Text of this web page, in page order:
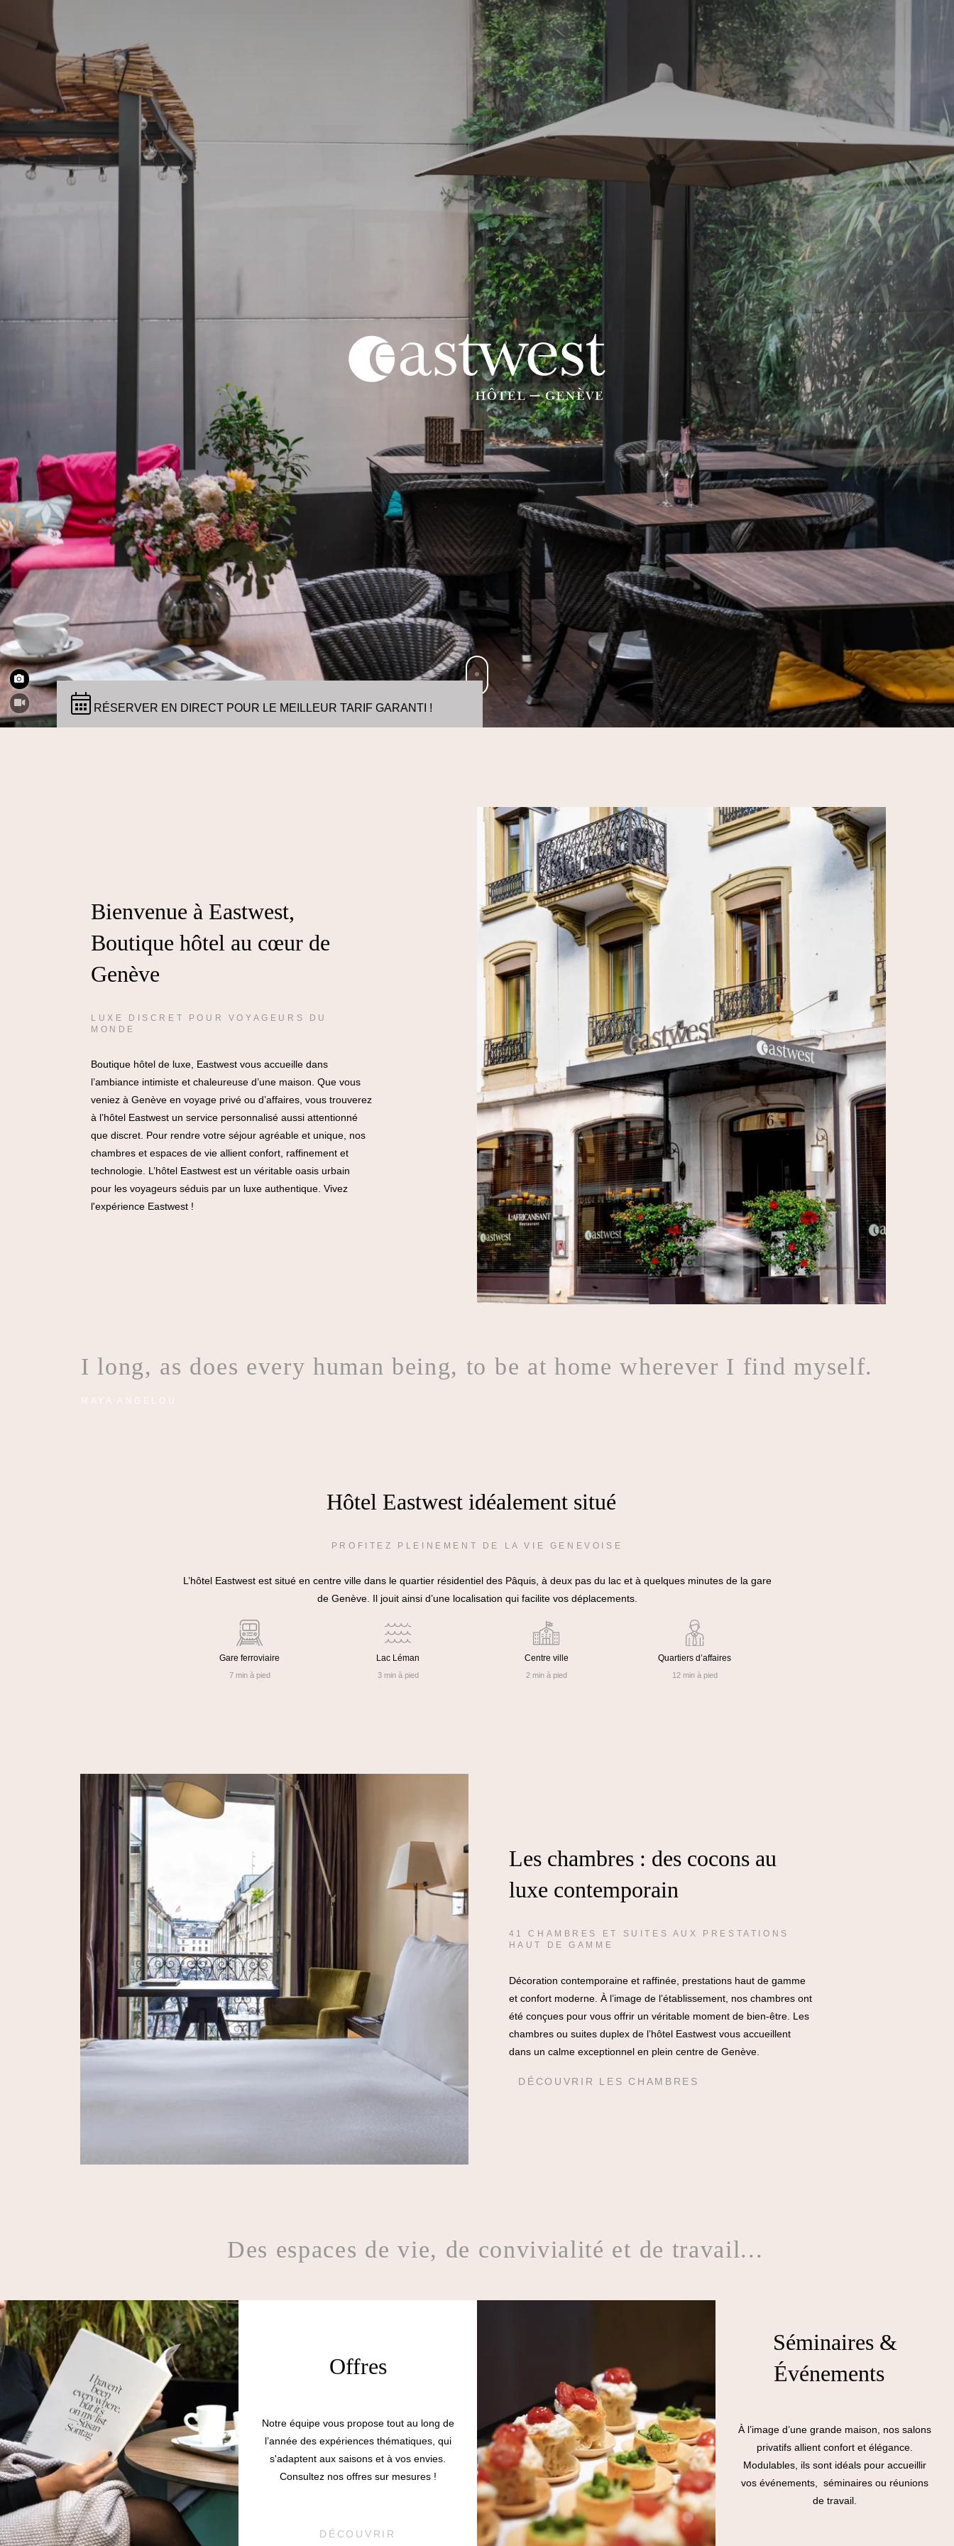
RÉSERVER EN DIRECT POUR LE MEILLEUR TARIF GARANTI !
Bienvenue à Eastwest,
Boutique hôtel au cœur de
Genève
LUXE DISCRET POUR VOYAGEURS DU
MONDE
Boutique hôtel de luxe, Eastwest vous accueille dans
l’ambiance intimiste et chaleureuse d’une maison. Que vous
veniez à Genève en voyage privé ou d’affaires, vous trouverez
à l’hôtel Eastwest un service personnalisé aussi attentionné
que discret. Pour rendre votre séjour agréable et unique, nos
chambres et espaces de vie allient confort, raffinement et
technologie. L’hôtel Eastwest est un véritable oasis urbain
pour les voyageurs séduis par un luxe authentique. Vivez
l'expérience Eastwest !
I long, as does every human being, to be at home wherever I find myself.
MAYA ANGELOU
Hôtel Eastwest idéalement situé
PROFITEZ PLEINEMENT DE LA VIE GENEVOISE
L’hôtel Eastwest est situé en centre ville dans le quartier résidentiel des Pâquis, à deux pas du lac et à quelques minutes de la gare
de Genève. Il jouit ainsi d’une localisation qui facilite vos déplacements.
Gare ferroviaire
7 min à pied
Lac Léman
3 min à pied
Centre ville
2 min à pied
Quartiers d’affaires
12 min à pied
Les chambres : des cocons au
luxe contemporain
41 CHAMBRES ET SUITES AUX PRESTATIONS
HAUT DE GAMME
Décoration contemporaine et raffinée, prestations haut de gamme
et confort moderne. À l’image de l’établissement, nos chambres ont
été conçues pour vous offrir un véritable moment de bien-être. Les
chambres ou suites duplex de l’hôtel Eastwest vous accueillent
dans un calme exceptionnel en plein centre de Genève.
DÉCOUVRIR LES CHAMBRES
Des espaces de vie, de convivialité et de travail...
Offres
Notre équipe vous propose tout au long de
l’année des expériences thématiques, qui
s'adaptent aux saisons et à vos envies.
Consultez nos offres sur mesures !
DÉCOUVRIR
Séminaires &
Événements
À l’image d’une grande maison, nos salons
privatifs allient confort et élégance.
Modulables, ils sont idéals pour accueillir
vos événements, séminaires ou réunions
de travail.